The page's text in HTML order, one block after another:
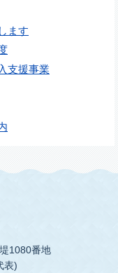
ます
支援事業
1080番地
表)